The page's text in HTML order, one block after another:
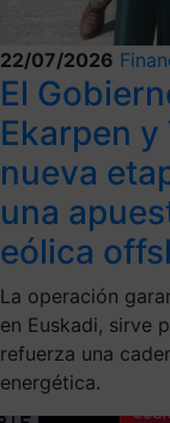
22/07/2026
El
Ekarpen
nueva
una
eólica
La operación
en Euskadi, sirve
refuerza una
energética.